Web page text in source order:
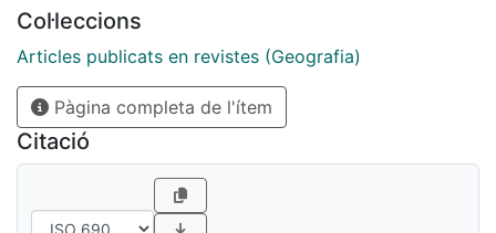
significantly. Thus, while the plans affecting el Torrent
de Vallparadís have led to the construction of
Terrassa's central park, the plans for la Riera del Palau
and la Riera de les Arenes have impeded, in their own
ways, full urban integration.
Col·leccions
Articles publicats en revistes (Geografia)
Pàgina completa de l'ítem
Citació